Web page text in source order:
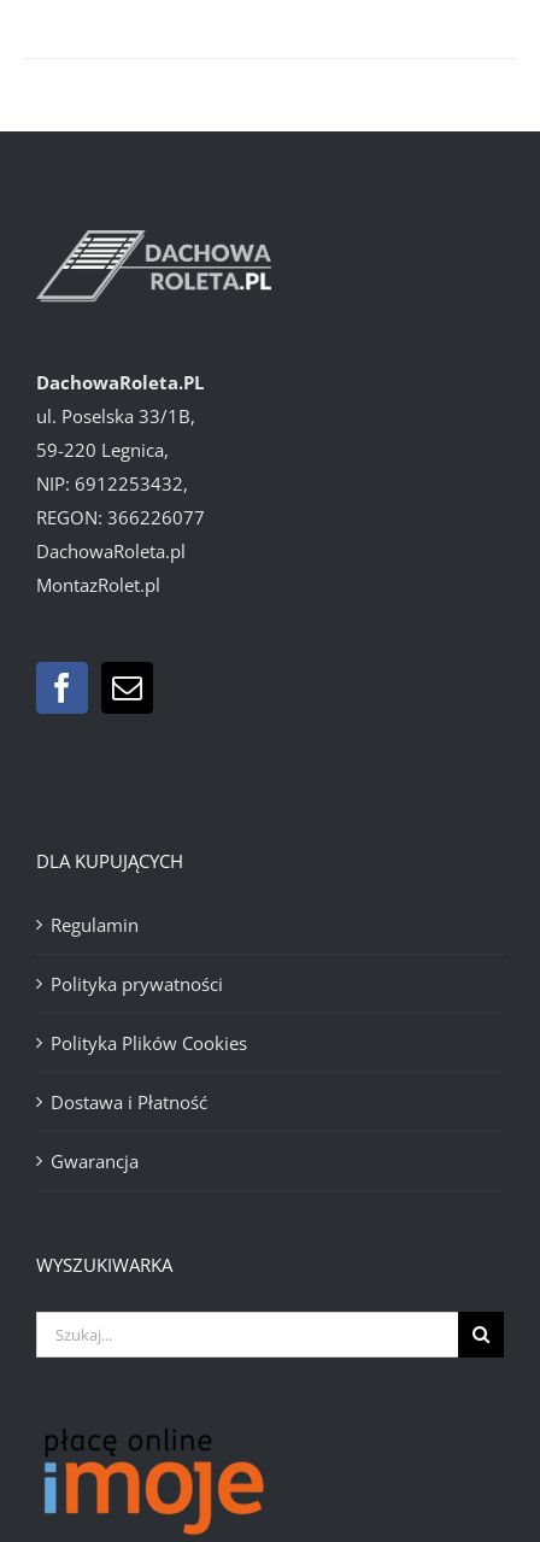
DachowaRoleta.PL
ul. Poselska 33/1B,
59-220 Legnica,
NIP: 6912253432,
REGON: 366226077
DachowaRoleta.pl
MontazRolet.pl
DLA KUPUJĄCYCH
Regulamin
Polityka prywatności
Polityka Plików Cookies
Dostawa i Płatność
Gwarancja
WYSZUKIWARKA
Szukaj